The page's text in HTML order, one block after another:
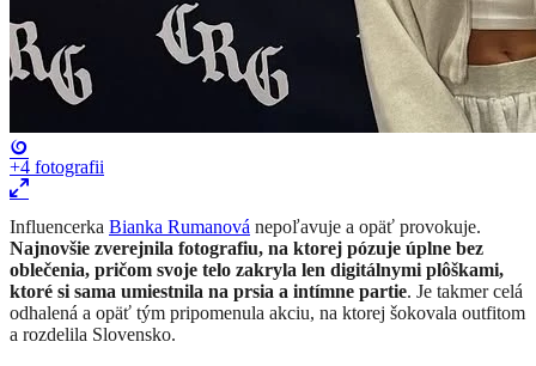
+4 fotografii
​​Influencerka Bianka Rumanová nepoľavuje a opäť provokuje.
Najnovšie zverejnila fotografiu, na ktorej pózuje úplne bez
oblečenia, pričom svoje telo zakryla len digitálnymi plôškami,
ktoré si sama umiestnila na prsia a intímne partie. Je takmer celá
odhalená a opäť tým pripomenula akciu, na ktorej šokovala outfitom
a rozdelila Slovensko.